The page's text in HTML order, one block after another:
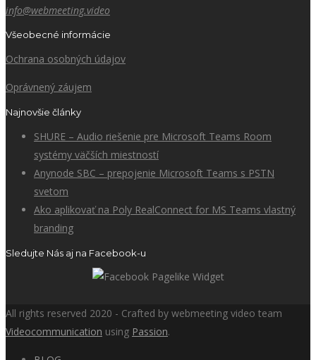
info@webmeeting.video
Všeobecné informácie
Ochrana osobných údajov
Oprávnený záujem
Najnovšie články
SHURE – Audio riešenie pre Microsoft Teams Room
systémy väčších miestností
Anynode SBC – prepojenie Microsoft Teams s PSTN
svetom
Ako aplikovať na Poly RealConnect for MS Teams vlastný
branding
Sledujte Nás aj na Facebook-u
All rights reserved 2020 - Crafted by webmeeting video team
Videocommunication using Passion.